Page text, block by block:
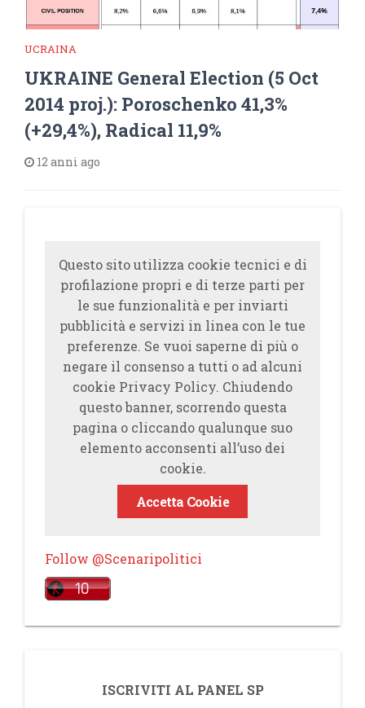
UCRAINA
UKRAINE General Election (5 Oct
2014 proj.): Poroschenko 41,3%
(+29,4%), Radical 11,9%
12 anni ago
Questo sito utilizza cookie tecnici e di
profilazione propri e di terze parti per
le sue funzionalità e per inviarti
pubblicità e servizi in linea con le tue
preferenze. Se vuoi saperne di più o
negare il consenso a tutti o ad alcuni
cookie Privacy Policy. Chiudendo
questo banner, scorrendo questa
pagina o cliccando qualunque suo
elemento acconsenti all’uso dei
cookie.
Accetta Cookie
Follow @Scenaripolitici
ISCRIVITI AL PANEL SP